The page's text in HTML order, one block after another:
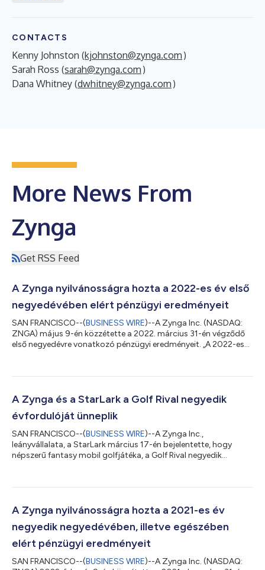
CONTACTS
Kenny Johnston (kjohnston@zynga.com )
Sarah Ross (sarah@zynga.com )
Dana Whitney (dwhitney@zynga.com )
More News From
Zynga
Get RSS Feed
A Zynga nyilvánosságra hozta a 2022-es év első
negyedévében elért pénzügyi eredményeit
SAN FRANCISCO--(BUSINESS WIRE)--A Zynga Inc. (NASDAQ:
ZNGA) május 9-én közzétette a 2022. március 31-én végződő
első negyedévre vonatkozó pénzügyi eredményeit. „A 2022-es
bevételt és foglalási volument könyvelhettük el, amit főként
Gibeau, a Zynga vezérigazgatója. „Annak eredményeként, hogy
a többéves növekedési stratégiánk...
A Zynga és a StarLark a Golf Rival negyedik
évfordulóját ünneplik
SAN FRANCISCO--(BUSINESS WIRE)--A Zynga Inc.,
leányvállalata, a StarLark március 17-én bejelentette, hogy
népszerű fantasy mobil golfjátéka, a Golf Rival negyedik
céljából a StarLark fontos mérföldkőnek számító eseményeket
történetének legfontosabb mérföldkövei A Golf Rival a
golfrajongóknak szerte a világon hatalmas a...
A Zynga nyilvánosságra hozta a 2021-es év
negyedik negyedévében, illetve egészében
elért pénzügyi eredményeit
SAN FRANCISCO--(BUSINESS WIRE)--A Zynga Inc. (NASDAQ: